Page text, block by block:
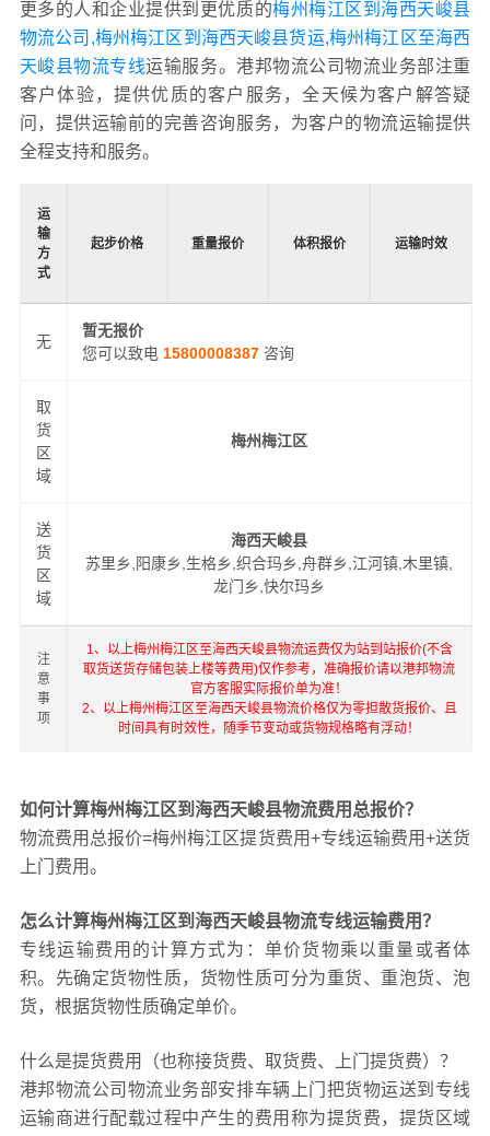
更多的人和企业提供到更优质的梅州梅江区到海西天峻县
物流公司,梅州梅江区到海西天峻县货运,梅州梅江区至海西
天峻县物流专线运输服务。港邦物流公司物流业务部注重
客户体验，提供优质的客户服务，全天候为客户解答疑
问，提供运输前的完善咨询服务，为客户的物流运输提供
全程支持和服务。
运
输
方
式
起步价格 重量报价 体积报价 运输时效
无
暂无报价
您可以致电 15800008387 咨询
取
货
区
域
梅州梅江区
送
货
区
域
海西天峻县
苏里乡,阳康乡,生格乡,织合玛乡,舟群乡,江河镇,木里镇,
龙门乡,快尔玛乡
注
意
事
项
1、以上梅州梅江区至海西天峻县物流运费仅为站到站报价(不含
取货送货存储包装上楼等费用)仅作参考，准确报价请以港邦物流
官方客服实际报价单为准！
2、以上梅州梅江区至海西天峻县物流价格仅为零担散货报价、且
时间具有时效性，随季节变动或货物规格略有浮动！
如何计算梅州梅江区到海西天峻县物流费用总报价？
物流费用总报价=梅州梅江区提货费用+专线运输费用+送货
上门费用。
怎么计算梅州梅江区到海西天峻县物流专线运输费用？
专线运输费用的计算方式为：单价货物乘以重量或者体
积。先确定货物性质，货物性质可分为重货、重泡货、泡
货，根据货物性质确定单价。
什么是提货费用（也称接货费、取货费、上门提货费）？
港邦物流公司物流业务部安排车辆上门把货物运送到专线
运输商进行配载过程中产生的费用称为提货费，提货区域